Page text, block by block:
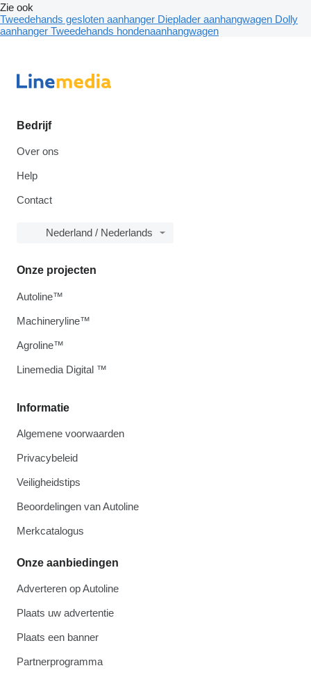
Zie ook
Tweedehands gesloten aanhanger Dieplader aanhangwagen Dolly
aanhanger Tweedehands hondenaanhangwagen
Bedrijf
Over ons
Help
Contact
Nederland / Nederlands
Informatie
Algemene voorwaarden
Privacybeleid
Veiligheidstips
Beoordelingen van Autoline
Merkcatalogus
Onze aanbiedingen
Adverteren op Autoline
Plaats uw advertentie
Plaats een banner
Partnerprogramma
Onze projecten
Autoline™
Machineryline™
Agroline™
Linemedia Digital ™